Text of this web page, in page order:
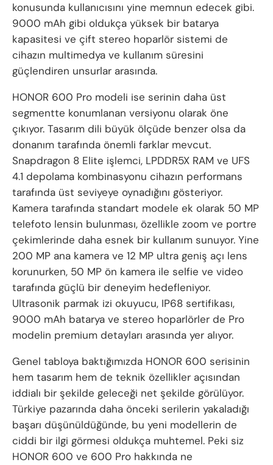
konusunda kullanıcısını yine memnun edecek gibi.
9000 mAh gibi oldukça yüksek bir batarya
kapasitesi ve çift stereo hoparlör sistemi de
cihazın multimedya ve kullanım süresini
güçlendiren unsurlar arasında.
HONOR 600 Pro modeli ise serinin daha üst
segmentte konumlanan versiyonu olarak öne
çıkıyor. Tasarım dili büyük ölçüde benzer olsa da
donanım tarafında önemli farklar mevcut.
Snapdragon 8 Elite işlemci, LPDDR5X RAM ve UFS
4.1 depolama kombinasyonu cihazın performans
tarafında üst seviyeye oynadığını gösteriyor.
Kamera tarafında standart modele ek olarak 50 MP
telefoto lensin bulunması, özellikle zoom ve portre
çekimlerinde daha esnek bir kullanım sunuyor. Yine
200 MP ana kamera ve 12 MP ultra geniş açı lens
korunurken, 50 MP ön kamera ile selfie ve video
tarafında güçlü bir deneyim hedefleniyor.
Ultrasonik parmak izi okuyucu, IP68 sertifikası,
9000 mAh batarya ve stereo hoparlörler de Pro
modelin premium detayları arasında yer alıyor.
Genel tabloya baktığımızda HONOR 600 serisinin
hem tasarım hem de teknik özellikler açısından
iddialı bir şekilde geleceği net şekilde görülüyor.
Türkiye pazarında daha önceki serilerin yakaladığı
başarı düşünüldüğünde, bu yeni modellerin de
ciddi bir ilgi görmesi oldukça muhtemel. Peki siz
HONOR 600 ve 600 Pro hakkında ne